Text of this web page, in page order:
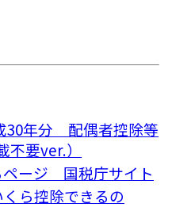
30年分 配偶者控除等
要ver.）
ページ 国税庁サイト
ら控除できるの